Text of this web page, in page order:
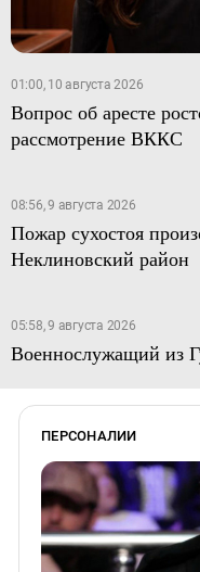
01:00, 10 августа 2026
Вопрос об аресте
рассмотрение ВККС
08:56, 9 августа 2026
Пожар сухостоя
Неклиновский район
05:58, 9 августа 2026
Военнослужащий из
ПЕРСОНАЛИИ